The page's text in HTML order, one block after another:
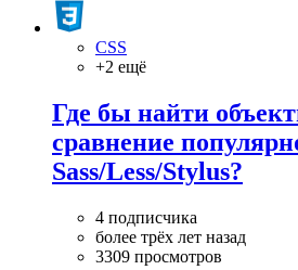
CSS
+2 ещё
Где бы найти
сравнение
Sass/Less/Stylus?
4 подписчика
более трёх лет назад
3309 просмотров